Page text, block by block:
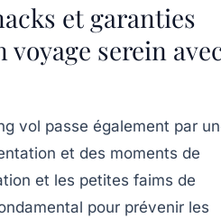
et garanties
serein
vol passe également par
et des moments de
et les petites faims de
pour prévenir les